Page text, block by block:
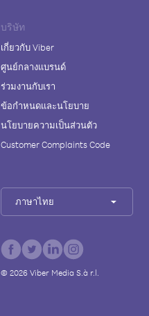
บริษัท
เกี่ยวกับ Viber
ศูนย์กลางแบรนด์
ร่วมงานกับเรา
ข้อกำหนดและนโยบาย
นโยบายความเป็นส่วนตัว
Customer Complaints Code
ภาษาไทย
© 2026Viber Media S.à r.l.